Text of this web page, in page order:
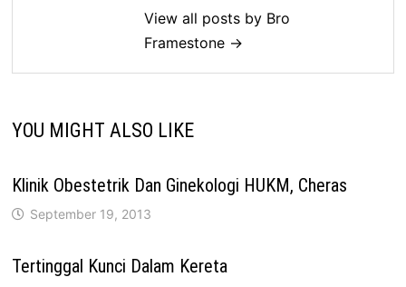
View all posts by Bro
Framestone →
YOU MIGHT ALSO LIKE
Klinik Obestetrik Dan Ginekologi HUKM, Cheras
September 19, 2013
Tertinggal Kunci Dalam Kereta